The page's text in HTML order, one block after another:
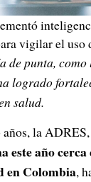
vigilar el uso
de punta,
logrado
salud.
la
este año cerca
en Colombia,